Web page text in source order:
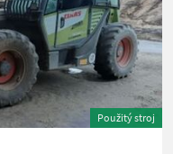
Použitý stroj